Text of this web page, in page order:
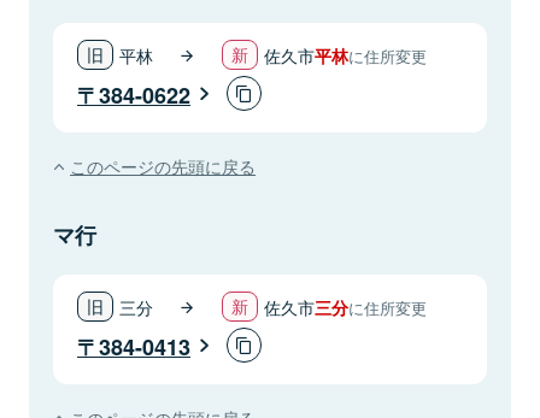
平林 佐久市平林に住所変更
384-0622
このページの先頭に戻る
マ行
三分 佐久市三分に住所変更
384-0413